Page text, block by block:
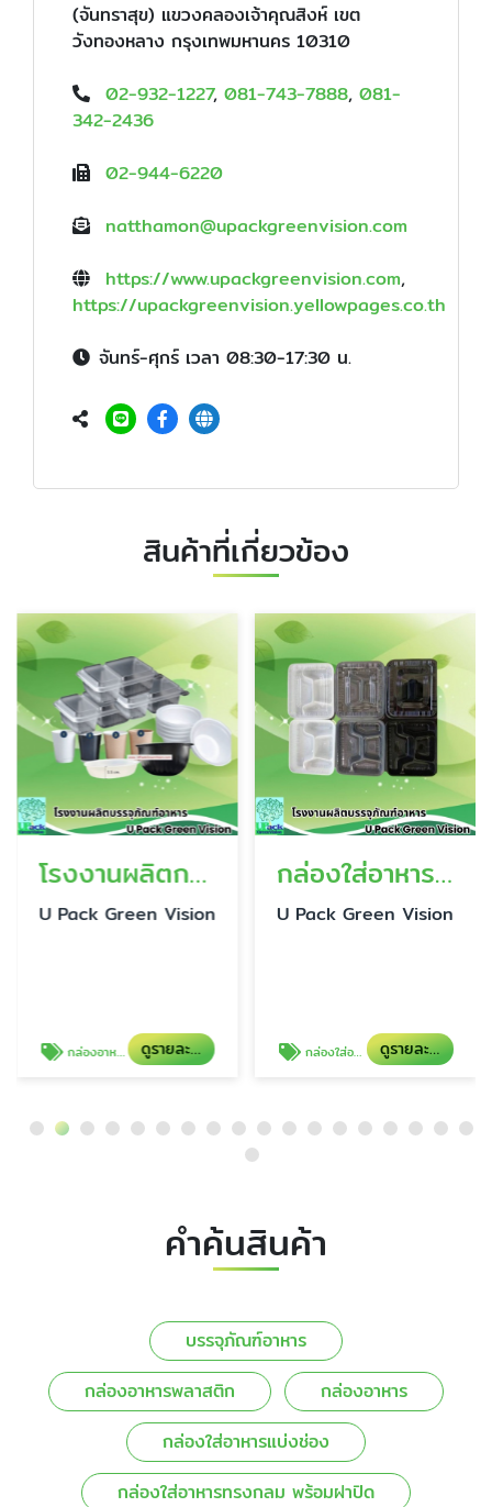
(จันทราสุข) แขวงคลองเจ้าคุณสิงห์ เขต
วังทองหลาง กรุงเทพมหานคร 10310
02-932-1227, 081-743-7888, 081-
342-2436
02-944-6220
natthamon@upackgreenvision.com
https://www.upackgreenvision.com,
https://upackgreenvision.yellowpages.co.th
จันทร์-ศุกร์ เวลา 08:30-17:30 น.
สินค้าที่เกี่ยวข้อง
โรงงานผลิตกล่องอาหาร
U Pack Green Vision
กล่องอาหาร ดูรายละเอียด
กล่องใส่อาหารแบ่งช่อง ราคาส่ง
U Pack Green Vision
กล่องใส่อาหารแบ่งช่อง ดูรายละเอียด
คำค้นสินค้า
บรรจุภัณฑ์อาหาร
กล่องอาหารพลาสติก
กล่องอาหาร
กล่องใส่อาหารแบ่งช่อง
กล่องใส่อาหารทรงกลม พร้อมฝาปิด